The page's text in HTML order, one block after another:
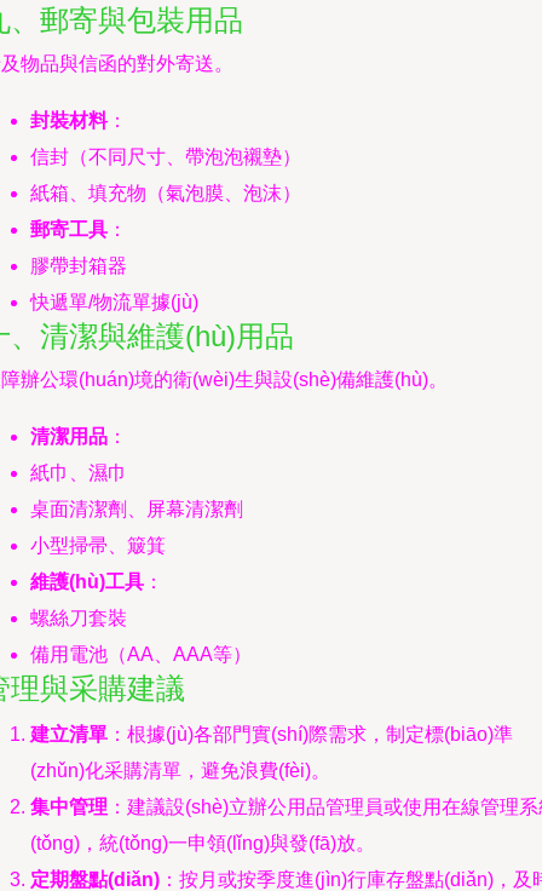
、郵寄與包裝用品
物品與信函的對外寄送。
封裝材料：
信封（不同尺寸、帶泡泡襯墊）
紙箱、填充物（氣泡膜、泡沫）
郵寄工具 ：
膠帶封箱器
快遞單/物流單據(jù)
、清潔與維護(hù)用品
辦公環(huán)境的衛(wèi)生與設(shè)備維護(hù)。
清潔用品 ：
紙巾、濕巾
桌面清潔劑、屏幕清潔劑
小型掃帚、簸箕
維護(hù)工具 ：
螺絲刀套裝
備用電池（AA、AAA等）
理與采購建議
建立清單 ：根據(jù)各部門實(shí)際需求，制定標(biāo)準
(zhǔn)化采購清單，避免浪費(fèi)。
集中管理 ：建議設(shè)立辦公用品管理員或使用在線管理
(tǒng)，統(tǒng)一申領(lǐng)與發(fā)放。
定期盤點(diǎn) ：按月或按季度進(jìn)行庫存盤點(diǎn)，及